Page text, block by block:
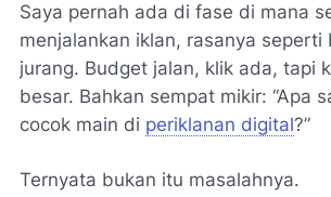
Saya pernah ada di fase di mana
menjalankan iklan, rasanya seperti
jurang. Budget jalan, klik ada, tapi
besar. Bahkan sempat mikir: “Apa
cocok main di periklanan digital?”
Ternyata bukan itu masalahnya.